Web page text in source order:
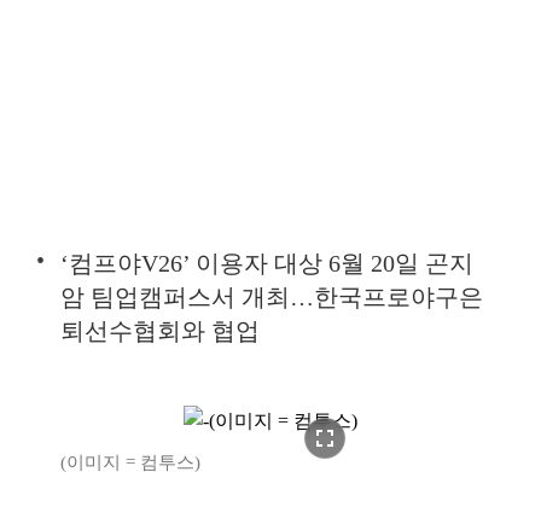
‘컴프야V26’ 이용자 대상 6월 20일 곤지
암 팀업캠퍼스서 개최…한국프로야구은
퇴선수협회와 협업
fullscreen
(이미지 = 컴투스)